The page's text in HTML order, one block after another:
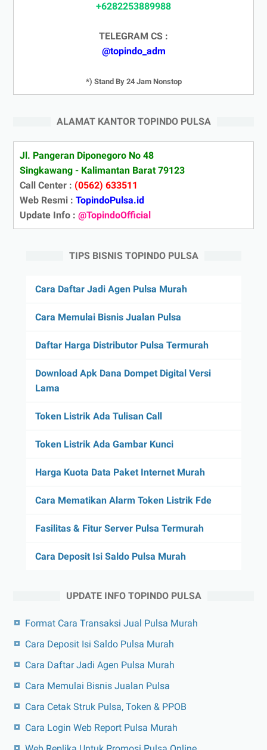
+6282253889988
TELEGRAM CS :
@topindo_adm
*) Stand By 24 Jam Nonstop
ALAMAT KANTOR TOPINDO PULSA
Jl. Pangeran Diponegoro No 48
Singkawang - Kalimantan Barat 79123
Call Center : (0562) 633511
Web Resmi : TopindoPulsa.id
Update Info : @TopindoOfficial
TIPS BISNIS TOPINDO PULSA
Cara Daftar Jadi Agen Pulsa Murah
Cara Memulai Bisnis Jualan Pulsa
Daftar Harga Distributor Pulsa Termurah
Download Apk Dana Dompet Digital Versi
Lama
Token Listrik Ada Tulisan Call
Token Listrik Ada Gambar Kunci
Harga Kuota Data Paket Internet Murah
Cara Mematikan Alarm Token Listrik Fde
Fasilitas & Fitur Server Pulsa Termurah
Cara Deposit Isi Saldo Pulsa Murah
UPDATE INFO TOPINDO PULSA
Format Cara Transaksi Jual Pulsa Murah
Cara Deposit Isi Saldo Pulsa Murah
Cara Daftar Jadi Agen Pulsa Murah
Cara Memulai Bisnis Jualan Pulsa
Cara Cetak Struk Pulsa, Token & PPOB
Cara Login Web Report Pulsa Murah